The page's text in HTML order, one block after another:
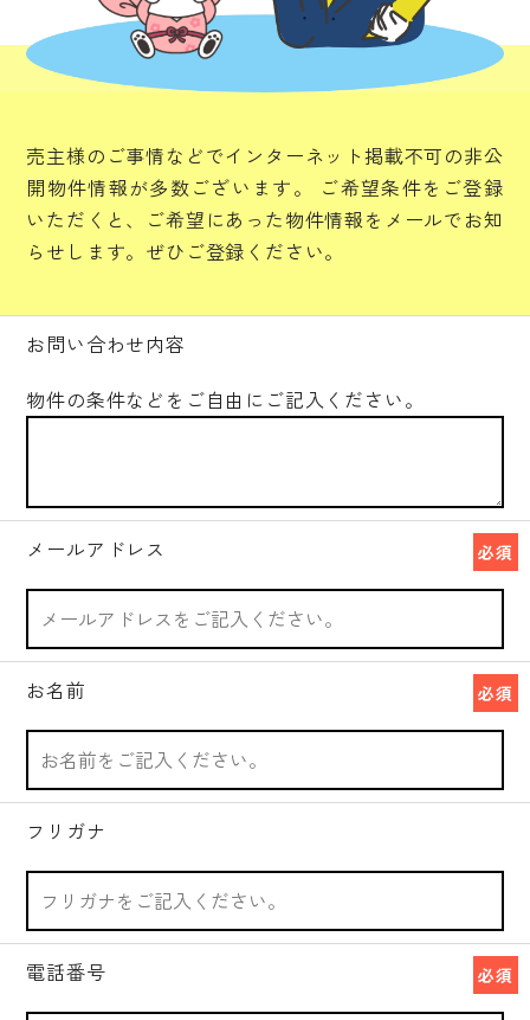
売主様のご事情などでインターネット掲載不可の非公
開物件情報が多数ございます。
ご希望条件をご登録
いただくと、ご希望にあった物件情報をメールでお知
らせします。ぜひご登録ください。
お問い合わせ内容
物件の条件などをご自由にご記入ください。
メールアドレス 必須
お名前 必須
フリガナ
電話番号 必須